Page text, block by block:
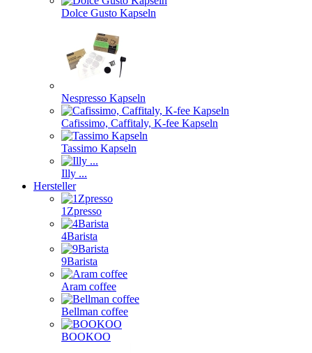
Dolce Gusto Kapseln
Nespresso Kapseln
Cafissimo, Caffitaly, K-fee Kapseln
Tassimo Kapseln
Illy ...
Hersteller
1Zpresso
4Barista
9Barista
Aram coffee
Bellman coffee
BOOKOO